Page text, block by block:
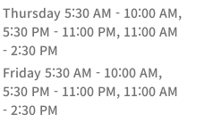
Thursday 5:30 AM - 10:00 AM,
5:30 PM - 11:00 PM, 11:00 AM
- 2:30 PM
Friday 5:30 AM - 10:00 AM,
5:30 PM - 11:00 PM, 11:00 AM
- 2:30 PM